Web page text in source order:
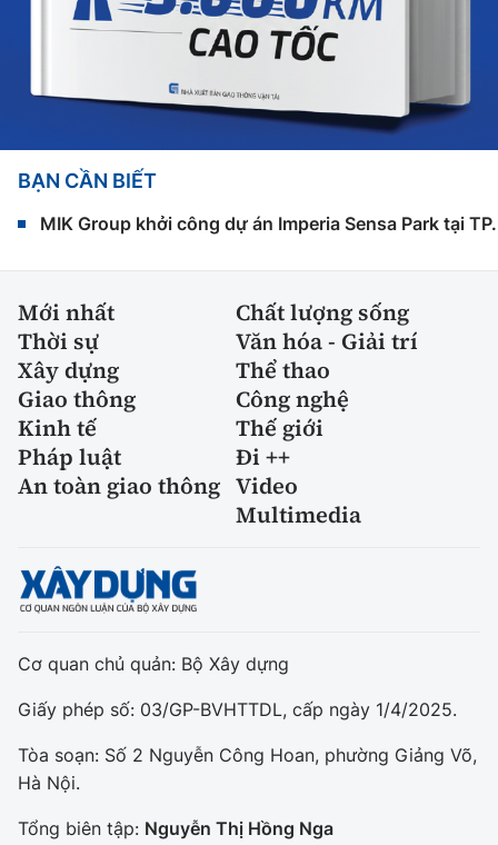
BẠN CẦN BIẾT
MIK Group khởi công dự án Imperia Sensa Park tại
Mới nhất
Chất lượng sống
Thời sự
Văn hóa - Giải trí
Xây dựng
Thể thao
Giao thông
Công nghệ
Kinh tế
Thế giới
Pháp luật
Đi ++
An toàn giao thông Video
Multimedia
Cơ quan chủ quản: Bộ Xây dựng
Giấy phép số: 03/GP-BVHTTDL, cấp ngày 1/4/2025.
Tòa soạn: Số 2 Nguyễn Công Hoan, phường Giảng Võ,
Hà Nội.
Tổng biên tập: Nguyễn Thị Hồng Nga